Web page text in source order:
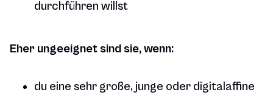
durchführen willst
Eher ungeeignet sind sie, wenn:
du eine sehr große, junge oder digitalaffine